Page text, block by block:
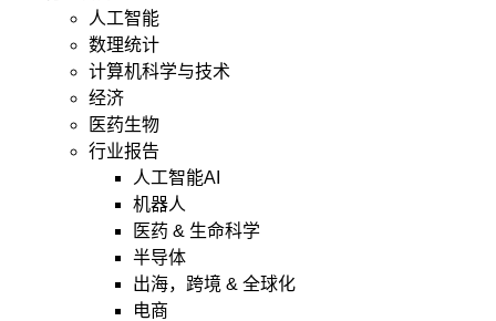
人工智能
数理统计
计算机科学与技术
经济
医药生物
行业报告
人工智能AI
机器人
医药 & 生命科学
半导体
出海，跨境 & 全球化
电商